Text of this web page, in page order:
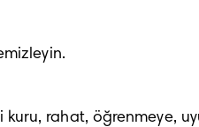
rahat, öğrenmeye,